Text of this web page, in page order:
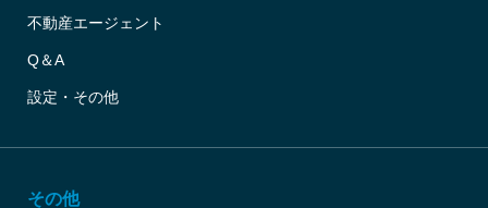
不動産エージェント
Q＆A
設定・その他
その他